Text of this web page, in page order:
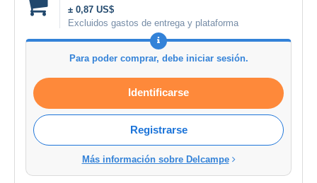
± 0,87 US$
Excluidos gastos de entrega y plataforma
Para poder comprar, debe iniciar sesión.
Identificarse
Registrarse
Más información sobre Delcampe